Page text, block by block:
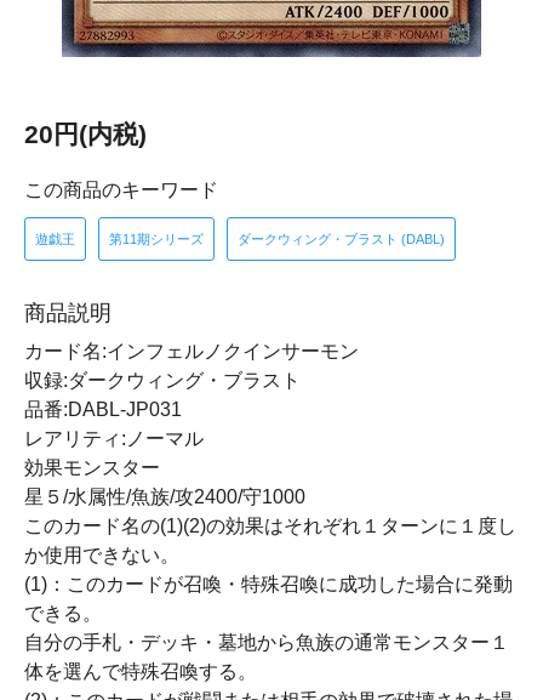
20円(内税)
この商品のキーワード
遊戯王 第11期シリーズ ダークウィング・ブラスト (DABL)
商品説明
カード名:インフェルノクインサーモン
収録:ダークウィング・ブラスト
品番:DABL-JP031
レアリティ:ノーマル
効果モンスター
星５/水属性/魚族/攻2400/守1000
このカード名の(1)(2)の効果はそれぞれ１ターンに１度し
か使用できない。
(1)：このカードが召喚・特殊召喚に成功した場合に発動
できる。
自分の手札・デッキ・墓地から魚族の通常モンスター１
体を選んで特殊召喚する。